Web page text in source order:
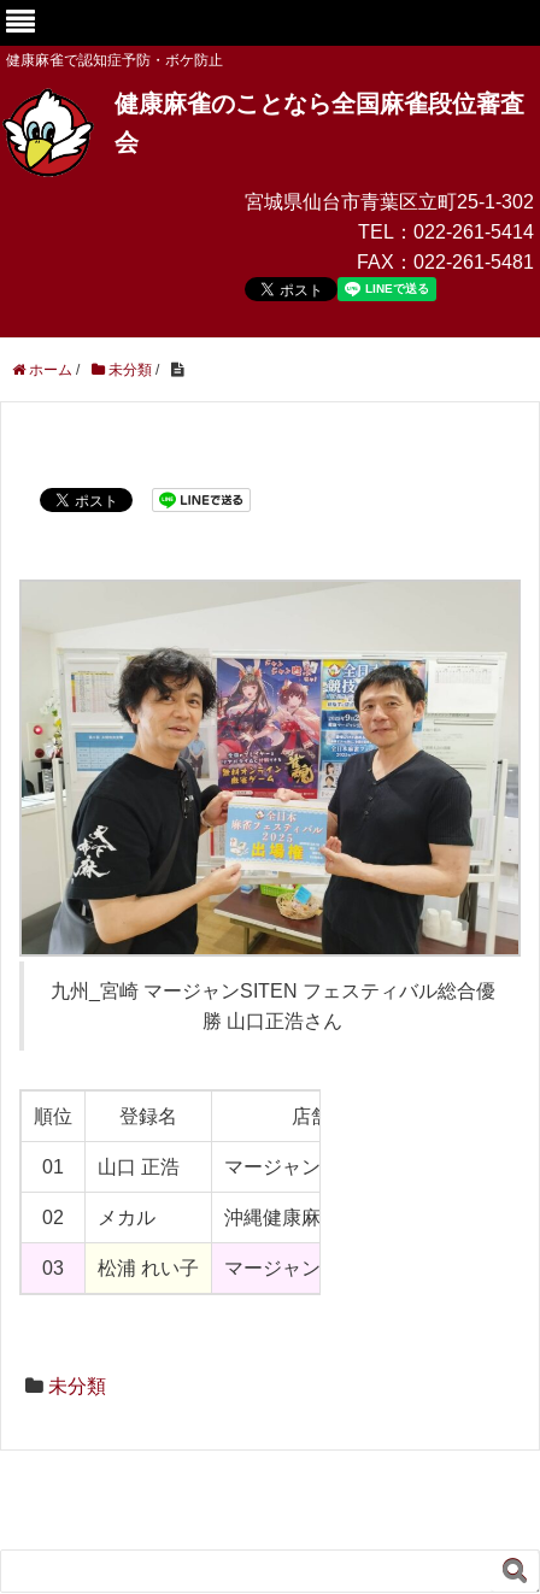
健康麻雀で認知症予防・ボケ防止
健康麻雀のことなら全国麻雀段位審査
会
宮城県仙台市青葉区立町25-1-302
TEL： 022-261-5414
FAX： 022-261-5481
ホーム / 未分類 /
九州_宮崎 マージャンSITEN フェスティバル総合優
勝 山口正浩さん
順位 登録名 店舗
01 山口 正浩 マージャンSITEN
02 メカル 沖縄健康麻雀教室
03 松浦 れい子 マージャンクラブ凡
未分類
